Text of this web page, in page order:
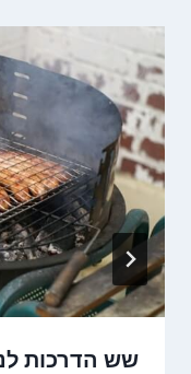
שש הדרכות